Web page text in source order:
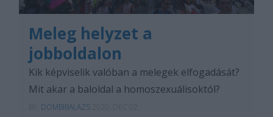
Meleg helyzet a
jobboldalon
Kik képviselik valóban a melegek elfogadását?
Mit akar a baloldal a homoszexuálisoktól?
DOMBIBALAZS